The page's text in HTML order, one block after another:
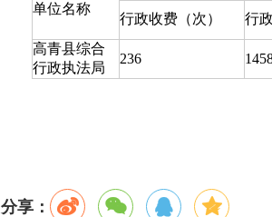
单位名称
行政收费（次）
行
高青县综合
行政执法局
236
分享：